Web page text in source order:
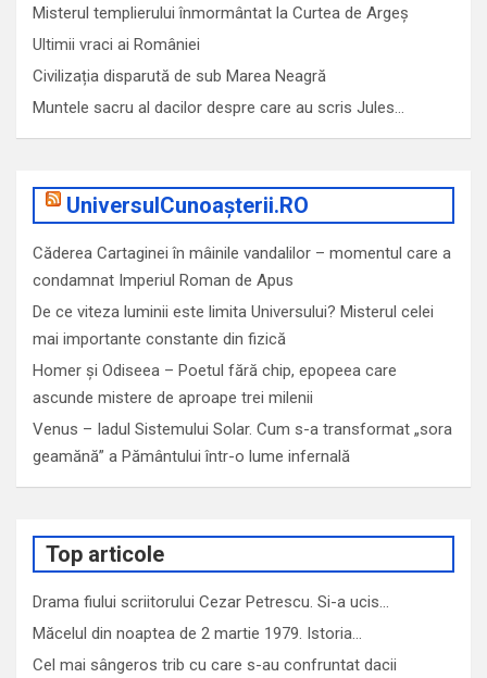
Misterul templierului înmormântat la Curtea de Argeș
Ultimii vraci ai României
Civilizația disparută de sub Marea Neagră
Muntele sacru al dacilor despre care au scris Jules…
UniversulCunoașterii.RO
Căderea Cartaginei în mâinile vandalilor – momentul care a
condamnat Imperiul Roman de Apus
De ce viteza luminii este limita Universului? Misterul celei
mai importante constante din fizică
Homer și Odiseea – Poetul fără chip, epopeea care
ascunde mistere de aproape trei milenii
Venus – Iadul Sistemului Solar. Cum s-a transformat „sora
geamănă” a Pământului într-o lume infernală
Top articole
Drama fiului scriitorului Cezar Petrescu. Si-a ucis…
Măcelul din noaptea de 2 martie 1979. Istoria…
Cel mai sângeros trib cu care s-au confruntat dacii